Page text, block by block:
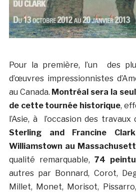
Pour la première, l’un des
d’œuvres impressionnistes
au Canada. Montréal sera la
de cette tournée historique,
l’Asie, à l’occasion des travaux
Sterling and Francine
Williamstown au
qualité remarquable, 74
autres par Bonnard, Corot,
Millet, Monet, Morisot,